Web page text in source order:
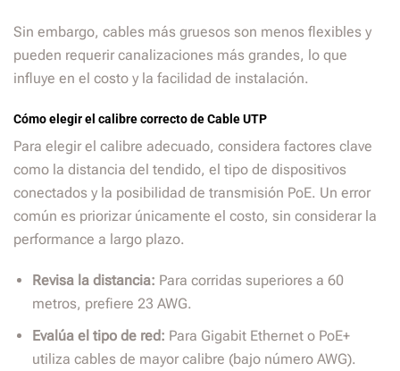
Sin embargo, cables más gruesos son menos flexibles y
pueden requerir canalizaciones más grandes, lo que
influye en el costo y la facilidad de instalación.
Cómo elegir el calibre correcto de Cable UTP
Para elegir el calibre adecuado, considera factores clave
como la distancia del tendido, el tipo de dispositivos
conectados y la posibilidad de transmisión PoE. Un error
común es priorizar únicamente el costo, sin considerar la
performance a largo plazo.
Revisa la distancia: Para corridas superiores a 60
metros, prefiere 23 AWG.
Evalúa el tipo de red: Para Gigabit Ethernet o PoE+
utiliza cables de mayor calibre (bajo número AWG).